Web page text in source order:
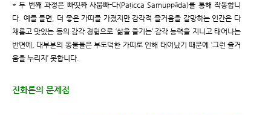
* 두 번째 과정은 빠띳짜 사뭅빠-다(Paṭicca Samuppāda)를 통해 작동합니
다. 예를 들면, 더 좋은 가띠를 가졌지만 감각적 즐거움을 갈망하는 인간은 다
채롭고 맛있는 등의 감각 경험으로 ‘삶을 즐기는’ 감각 능력을 지니고 태어나는
반면에, 대부분의 동물들은 부도덕한 가띠로 인해 태어났기 때문에 ‘그런 즐거
움을 누리지’ 못합니다.
진화론의 문제점